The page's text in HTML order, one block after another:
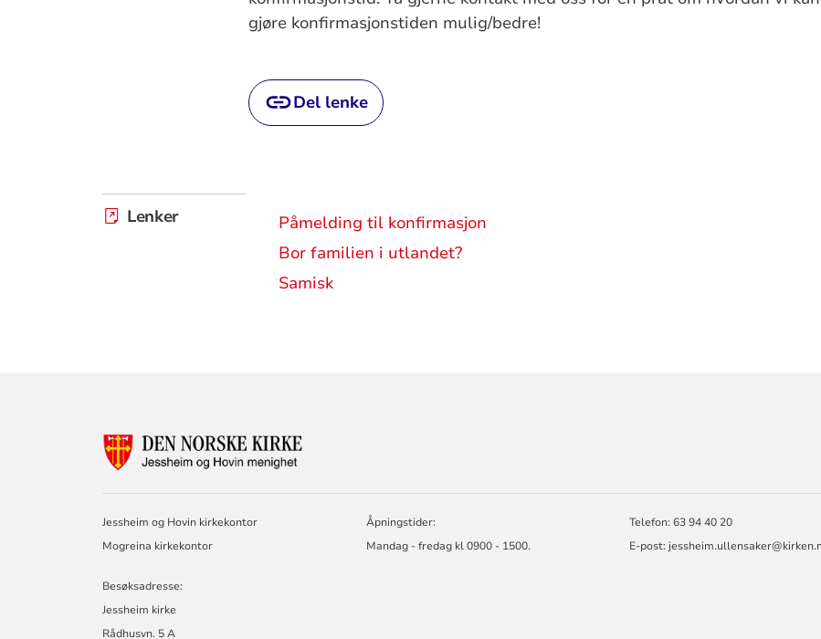
gjøre konfirmasjonstiden mulig/bedre!
Del lenke
Lenker
Påmelding til konfirmasjon
Bor familien i utlandet?
Samisk
MENIGHET
Jessheim og Hovin kirkekontor
Mogreina kirkekontor
Besøksadresse:
Jessheim kirke
Rådhusvn. 5 A
Åpningstider:
Mandag - fredag kl 0900 - 1500.
Telefon: 63 94 40 20
E-post: